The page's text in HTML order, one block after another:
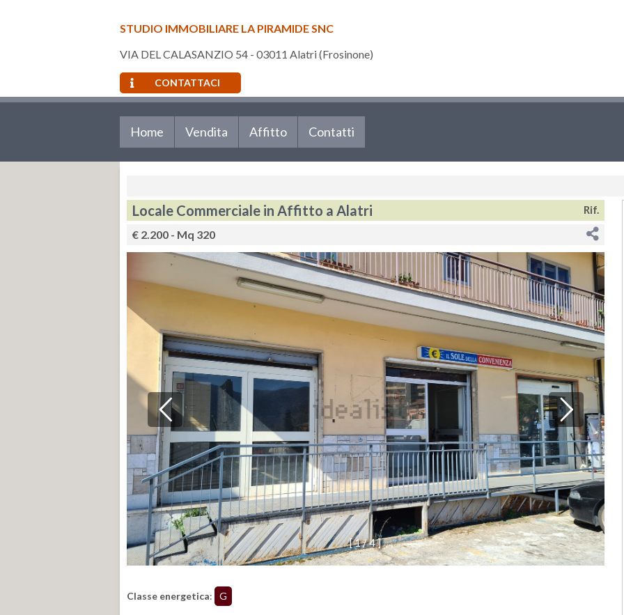
STUDIO IMMOBILIARE LA PIRAMIDE SNC
VIA DEL CALASANZIO 54 - 03011 Alatri (Frosinone)
CONTATTACI
Home Vendita Affitto Contatti
Locale Commerciale in Affitto a Alatri Rif.
€ 2.200 - Mq 320
[1/4]
Classe energetica: G